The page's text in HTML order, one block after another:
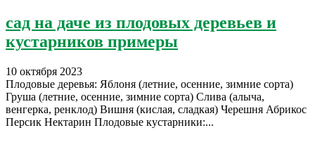
сад на даче из плодовых деревьев и
кустарников примеры
10 октября 2023
Плодовые деревья: Яблоня (летние, осенние, зимние сорта)
Груша (летние, осенние, зимние сорта) Слива (алыча,
венгерка, ренклод) Вишня (кислая, сладкая) Черешня Абрикос
Персик Нектарин Плодовые кустарники:...